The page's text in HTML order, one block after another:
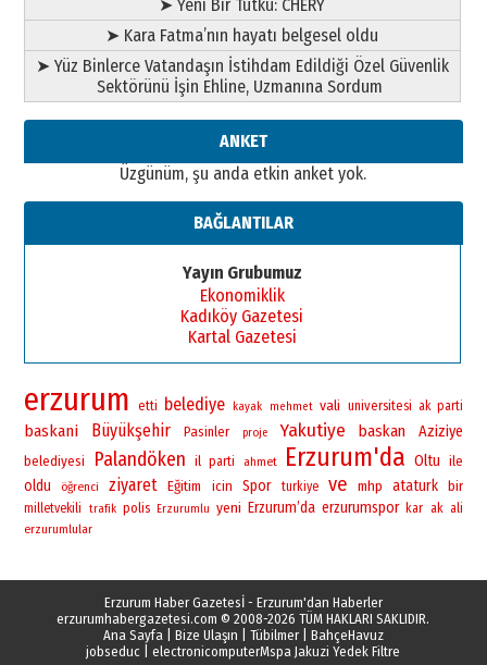
➤ Yeni Bir Tutku: CHERY
➤ Kara Fatma’nın hayatı belgesel oldu
➤ Yüz Binlerce Vatandaşın İstihdam Edildiği Özel Güvenlik
Sektörünü İşin Ehline, Uzmanına Sordum
ANKET
Üzgünüm, şu anda etkin anket yok.
BAĞLANTILAR
Yayın Grubumuz
Ekonomiklik
Kadıköy Gazetesi
Kartal Gazetesi
erzurum etti belediye kayak mehmet vali universitesi ak parti
baskani Büyükşehir Pasinler proje Yakutiye baskan Aziziye
belediyesi Palandöken il parti ahmet Erzurum'da Oltu ile
oldu öğrenci ziyaret Eğitim icin Spor turkiye ve mhp ataturk bir
milletvekili trafik polis Erzurumlu yeni Erzurum’da erzurumspor kar ak ali
erzurumlular
Erzurum Haber Gazetesİ - Erzurum'dan Haberler
erzurumhabergazetesi.com © 2008-2026 TÜM HAKLARI SAKLIDIR.
Ana Sayfa| Bize Ulaşın Tübilmer| BahçeHavuz
jobseduc |electronicomputerMspa Jakuzi Yedek Filtre